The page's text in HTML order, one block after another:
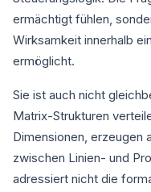
ermächtigt fühlen,
Wirksamkeit innerhalb
ermöglicht.
Sie ist auch nicht
Matrix-Strukturen
Dimensionen, erzeugen
zwischen Linien- und
adressiert nicht die